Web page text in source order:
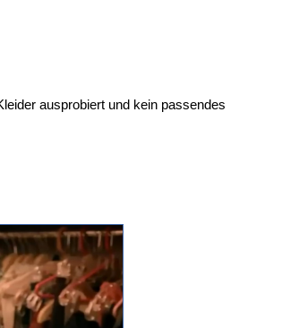
ausprobiert und kein passendes